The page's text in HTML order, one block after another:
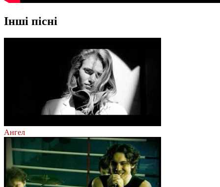
Інші пісні
Ангел